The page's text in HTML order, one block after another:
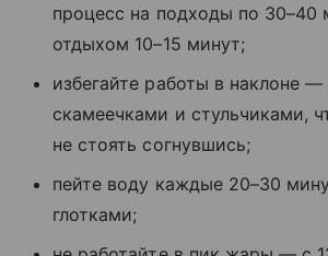
процесс на подходы по 30–40
отдыхом 10–15 минут;
избегайте работы в наклоне —
скамеечками и стульчиками,
не стоять согнувшись;
пейте воду каждые 20–30
глотками;